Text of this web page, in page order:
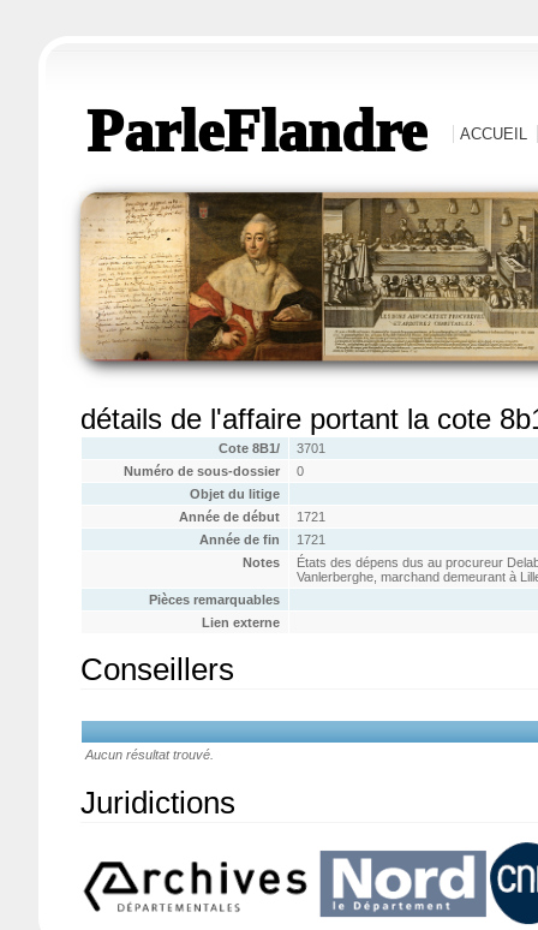
ParleFlandre ACCUEIL
détails de l'affaire portant la cote
Cote 8B1/
3701
Numéro de sous-dossier
0
Objet du litige
Année de début
1721
Année de fin
1721
Notes
États des dépens dus au procureur
Vanlerberghe, marchand demeurant à
Pièces remarquables
Lien externe
Conseillers
Aucun résultat trouvé.
Juridictions